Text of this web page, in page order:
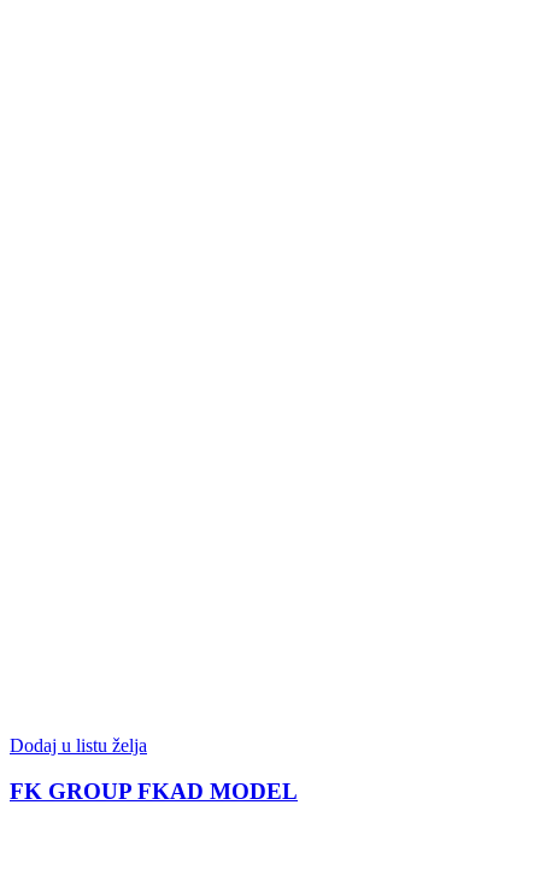
Dodaj u listu želja
FK GROUP FKAD MODEL